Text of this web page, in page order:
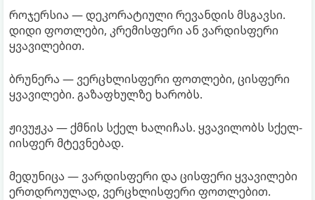
როჯერსია — დეკორატიული რევანდის მსგავსი.
დიდი ფოთლები, კრემისფერი ან ვარდისფერი
ყვავილებით.
ბრუნერა — ვერცხლისფერი ფოთლები, ცისფერი
ყვავილები. გაზაფხულზე ხარობს.
ჟივუჟკა — ქმნის სქელ ხალიჩას. ყვავილობს სქელ-
იისფერ მტევნებად.
მედუნიცა — ვარდისფერი და ცისფერი ყვავილები
ერთდროულად, ვერცხლისფერი ფოთლებით.